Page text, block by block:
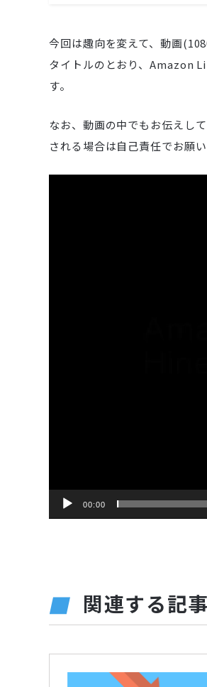
今回は趣向を変えて、動画
タイトルのとおり、Amazon
す。
なお、動画の中でもお伝えし
される場合は自己責任でお願い
00:00
関連する記事